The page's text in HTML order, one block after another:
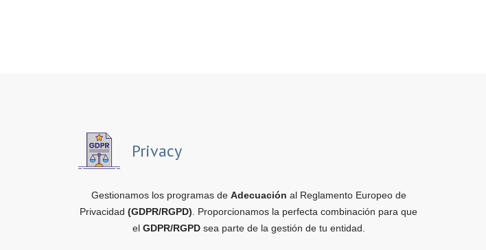
Privacy
Gestionamos los programas de Adecuación al Reglamento Europeo de
Privacidad (GDPR/RGPD) . Proporcionamos la perfecta combinación para que
el GDPR/RGPDsea parte de la gestión de tu entidad.